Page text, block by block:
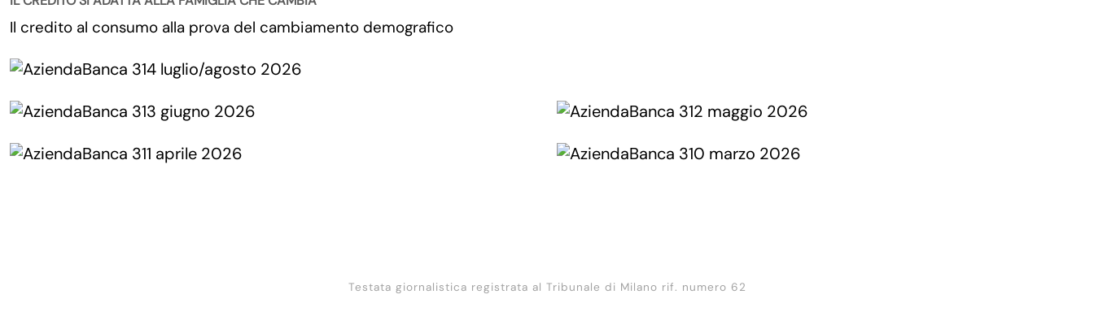
Il credito al consumo alla prova del cambiamento demografico
Testata giornalistica registrata al Tribunale di Milano rif. numero 62